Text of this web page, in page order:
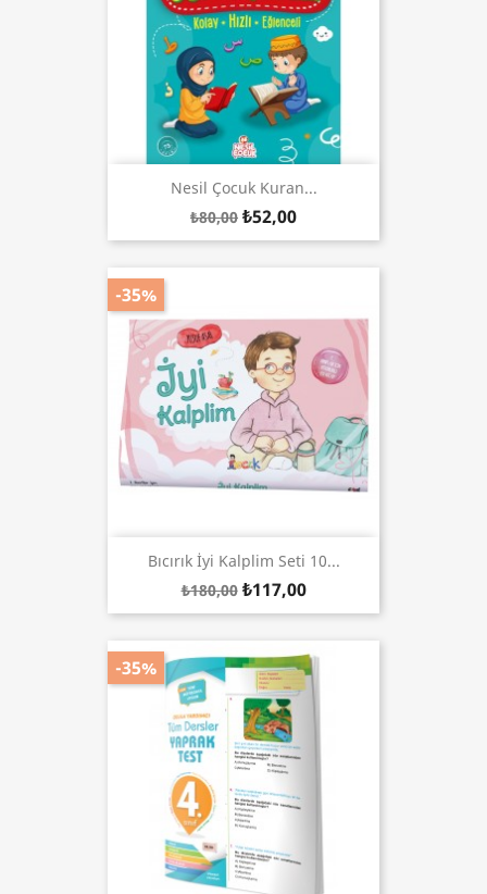
Nesil Çocuk Kuran...
₺80,00 ₺52,00
Bıcırık İyi Kalplim Seti 10...
₺180,00 ₺117,00
-35%
-35%